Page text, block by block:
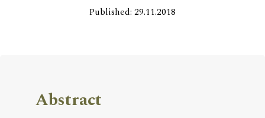
Published: 29.11.2018
Abstract